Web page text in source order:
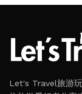
Let's Travel旅游